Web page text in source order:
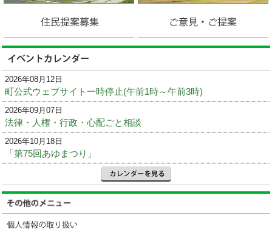
2026年08月12日
町公式ウェブサイト一時停止(午前1時～午前3時)
2026年09月07日
法律・人権・行政・心配ごと相談
2026年10月18日
「第75回あゆまつり」